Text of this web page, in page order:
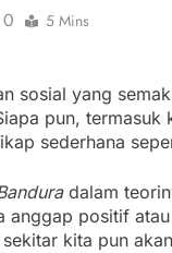
0 5 Mins
sosial yang
pun,
sederhana
dalam
anggap positif
kita pun